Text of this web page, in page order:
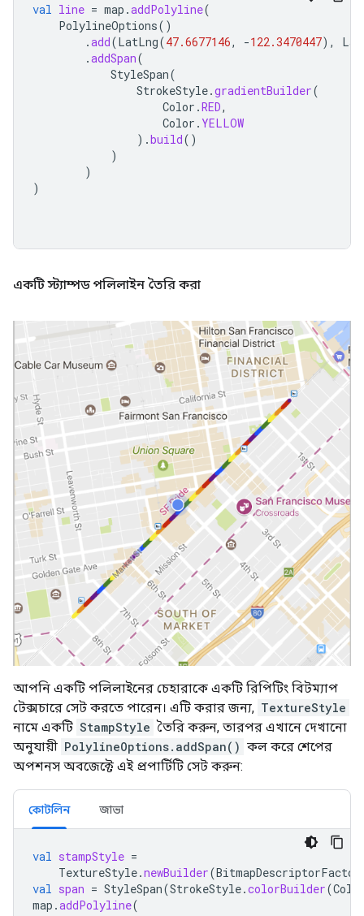
val line = map .addPolyline(
PolylineOptions()
.add(LatLng(47.6677146, -122.3470447),
.addSpan(
StyleSpan(
StrokeStyle.gradientBuilder(
Color .RED,
Color . YELLOW
).build()
)
)
)
একটি স্ট্যাম্পড পলিলাইন তৈরি করা
আপনি একটি পলিলাইনের চেহারাকে একটি রিপিটিং বিটম্যাপ
টেক্সচারে সেট করতে পারেন। এটি করার জন্য, TextureStyle
নামে একটি StampStyle তৈরি করুন, তারপর এখানে দেখানো
অনুযায়ী PolylineOptions.addSpan() কল করে শেপের
অপশনস অবজেক্টে এই প্রপার্টিটি সেট করুন:
কোটলিন জাভা
val stampStyle =
TextureStyle.newBuilder(
val span = StyleSpan(StrokeStyle.colorBuilder(
map .addPolyline(